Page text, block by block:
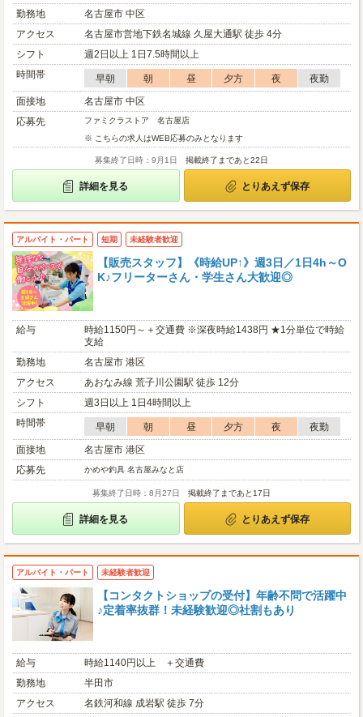
勤務地
名古屋市 中区
アクセス
名古屋市営地下鉄名城線 久屋大通駅 徒歩 4分
シフト
週2日以上 1日7.5時間以上
時間帯
早朝 朝 昼 夕方 夜
夜勤
面接地
名古屋市 中区
応募先
ファミクラストア 名古屋店
※ こちらの求人はWEB応募のみとなります
募集終了日時：9月1日 掲載終了まであと22日
詳細を見る とりあえず保存
アルバイト・パート 短期 未経験者歓迎
【販売スタッフ】《時給UP↑》週3日／1日4h～O
K♪フリーターさん・学生さん大歓迎◎
給与
時給1150円～＋交通費 ※深夜時給1438円 ★1分単位で時給
支給
勤務地
名古屋市 港区
アクセス
あおなみ線 荒子川公園駅 徒歩 12分
シフト
週3日以上 1日4時間以上
時間帯
早朝 朝 昼 夕方 夜
夜勤
面接地
名古屋市 港区
応募先
かめや釣具 名古屋みなと店
募集終了日時：8月27日 掲載終了まであと17日
詳細を見る とりあえず保存
アルバイト・パート 未経験者歓迎
【コンタクトショップの受付】年齢不問で活躍中
♪定着率抜群！未経験歓迎◎社割もあり
給与
時給1140円以上 ＋交通費
勤務地
半田市
アクセス
名鉄河和線 成岩駅 徒歩 7分